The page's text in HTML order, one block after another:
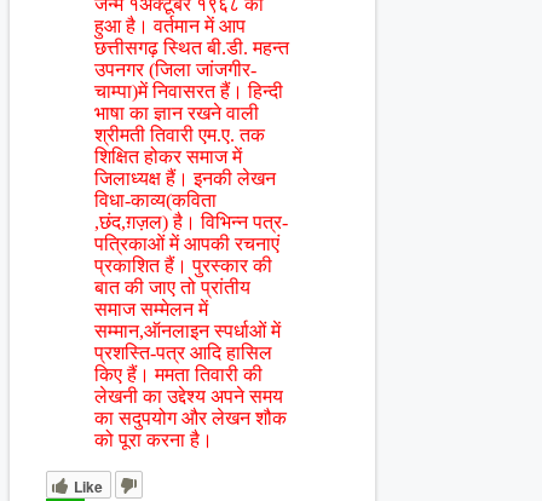
जन्म १अक्टूबर १९६८ को
हुआ है। वर्तमान में आप
छत्तीसगढ़ स्थित बी.डी. महन्त
उपनगर (जिला जांजगीर-
चाम्पा)में निवासरत हैं। हिन्दी
भाषा का ज्ञान रखने वाली
श्रीमती तिवारी एम.ए. तक
शिक्षित होकर समाज में
जिलाध्यक्ष हैं। इनकी लेखन
विधा-काव्य(कविता
,छंद,ग़ज़ल) है। विभिन्न पत्र-
पत्रिकाओं में आपकी रचनाएं
प्रकाशित हैं। पुरस्कार की
बात की जाए तो प्रांतीय
समाज सम्मेलन में
सम्मान,ऑनलाइन स्पर्धाओं में
प्रशस्ति-पत्र आदि हासिल
किए हैं। ममता तिवारी की
लेखनी का उद्देश्य अपने समय
का सदुपयोग और लेखन शौक
को पूरा करना है।
Like